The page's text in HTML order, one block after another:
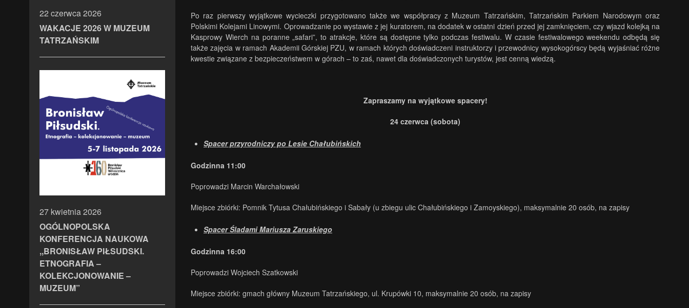
Po raz pierwszy wyjątkowe wycieczki przygotowano także we współpracy z Muzeum Tatrzańskim, Tatrzańskim Parkiem Narodowym oraz
Polskimi Kolejami Linowymi. Oprowadzanie po wystawie z jej kuratorem, na dodatek w ostatni dzień przed jej zamknięciem, czy wjazd kolejką na
Kasprowy Wierch na poranne „safari”, to atrakcje, które są dostępne tylko podczas festiwalu. W czasie festiwalowego weekendu odbędą się
także zajęcia w ramach Akademii Górskiej PZU, w ramach których doświadczeni instruktorzy i przewodnicy wysokogórscy będą wyjaśniać różne
kwestie związane z bezpieczeństwem w górach – to zaś, nawet dla doświadczonych turystów, jest cenną wiedzą.
Zapraszamy na wyjątkowe spacery!
24 czerwca (sobota)
Spacer przyrodniczy po Lesie Chałubińskich
Godzinna 11:00
Poprowadzi Marcin Warchałowski
Miejsce zbiórki: Pomnik Tytusa Chałubińskiego i Sabały (u zbiegu ulic Chałubińskiego i Zamoyskiego), maksymalnie 20 osób, na zapisy
Spacer Śladami Mariusza Zaruskiego
Godzinna 16:00
Poprowadzi Wojciech Szatkowski
Miejsce zbiórki: gmach główny Muzeum Tatrzańskiego, ul. Krupówki 10, maksymalnie 20 osób, na zapisy
22 czerwca 2026
WAKACJE 2026 W MUZEUM
TATRZAŃSKIM
27 kwietnia 2026
OGÓLNOPOLSKA
KONFERENCJA NAUKOWA
,,BRONISŁAW PIŁSUDSKI.
ETNOGRAFIA –
KOLEKCJONOWANIE –
MUZEUM”